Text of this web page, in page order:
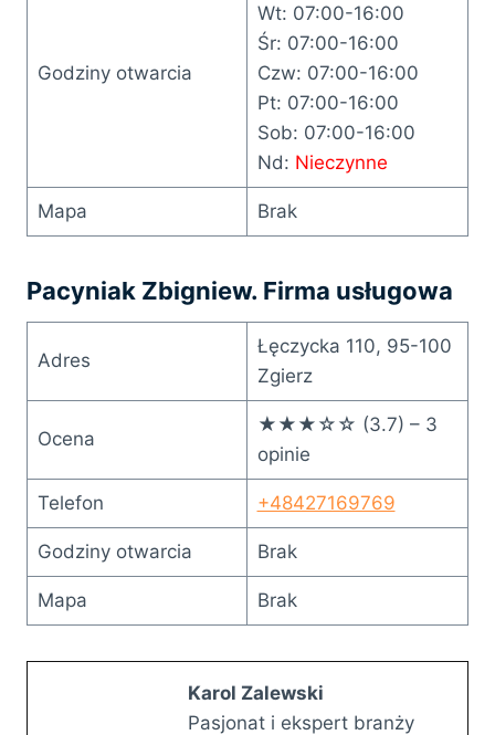
Godziny otwarcia
Wt: 07:00-16:00
Śr: 07:00-16:00
Czw: 07:00-16:00
Pt: 07:00-16:00
Sob: 07:00-16:00
Nd: Nieczynne
Mapa Brak
Pacyniak Zbigniew. Firma usługowa
Adres
Łęczycka 110, 95-100
Zgierz
Ocena
★★★☆☆ (3.7) – 3
opinie
Telefon +48427169769
Godziny otwarcia Brak
Mapa Brak
Karol Zalewski
Pasjonat i ekspert branży